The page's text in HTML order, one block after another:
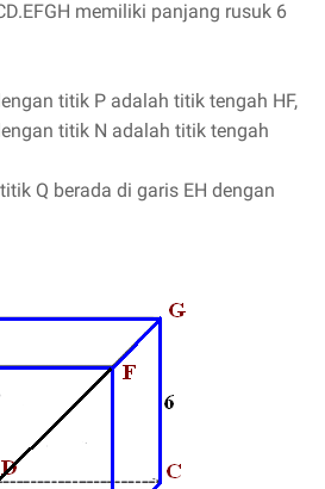
memiliki panjang rusuk 6
titik P adalah titik tengah HF,
titik N adalah titik tengah
Q berada di garis EH dengan